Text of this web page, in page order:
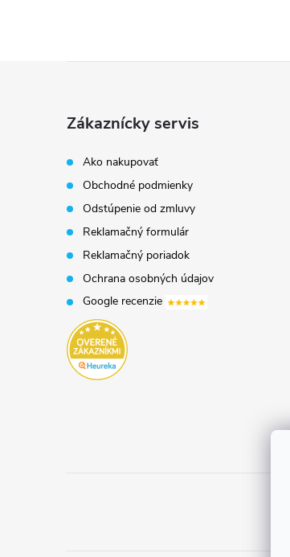
Zákaznícky servis
Ako nakupovať
Obchodné podmienky
Odstúpenie od zmluvy
Reklamačný formulár
Reklamačný poriadok
Ochrana osobných údajov
Google recenzie